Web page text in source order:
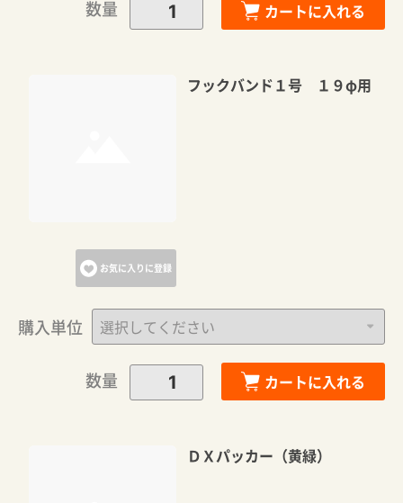
数量 カートに入れる
お気に入りに登録
フックバンド１号 １９φ用
購入単位
数量 カートに入れる
ＤＸパッカー（黄緑）